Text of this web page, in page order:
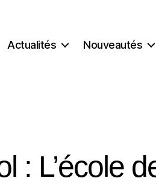
Actualités Nouveautés
: L’école